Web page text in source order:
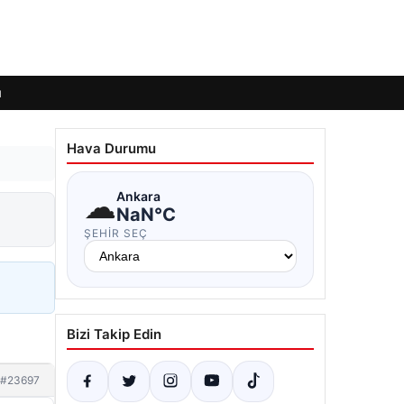
#23697
Hava Durumu
☁Ankara
NaN°C
ŞEHIR SEÇ
Bizi Takip Edin